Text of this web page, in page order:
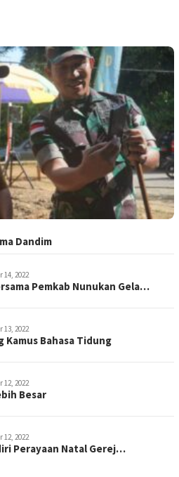
Dandim
14, 2022
Pemkab Nunukan Gela…
13, 2022
Kamus Bahasa Tidung
12, 2022
Besar
12, 2022
Perayaan Natal Gerej…